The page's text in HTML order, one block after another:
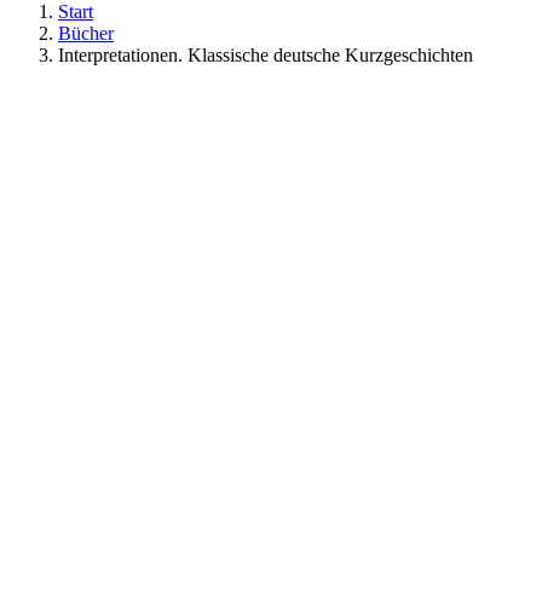
Start
Bücher
Interpretationen. Klassische deutsche Kurzgeschichten